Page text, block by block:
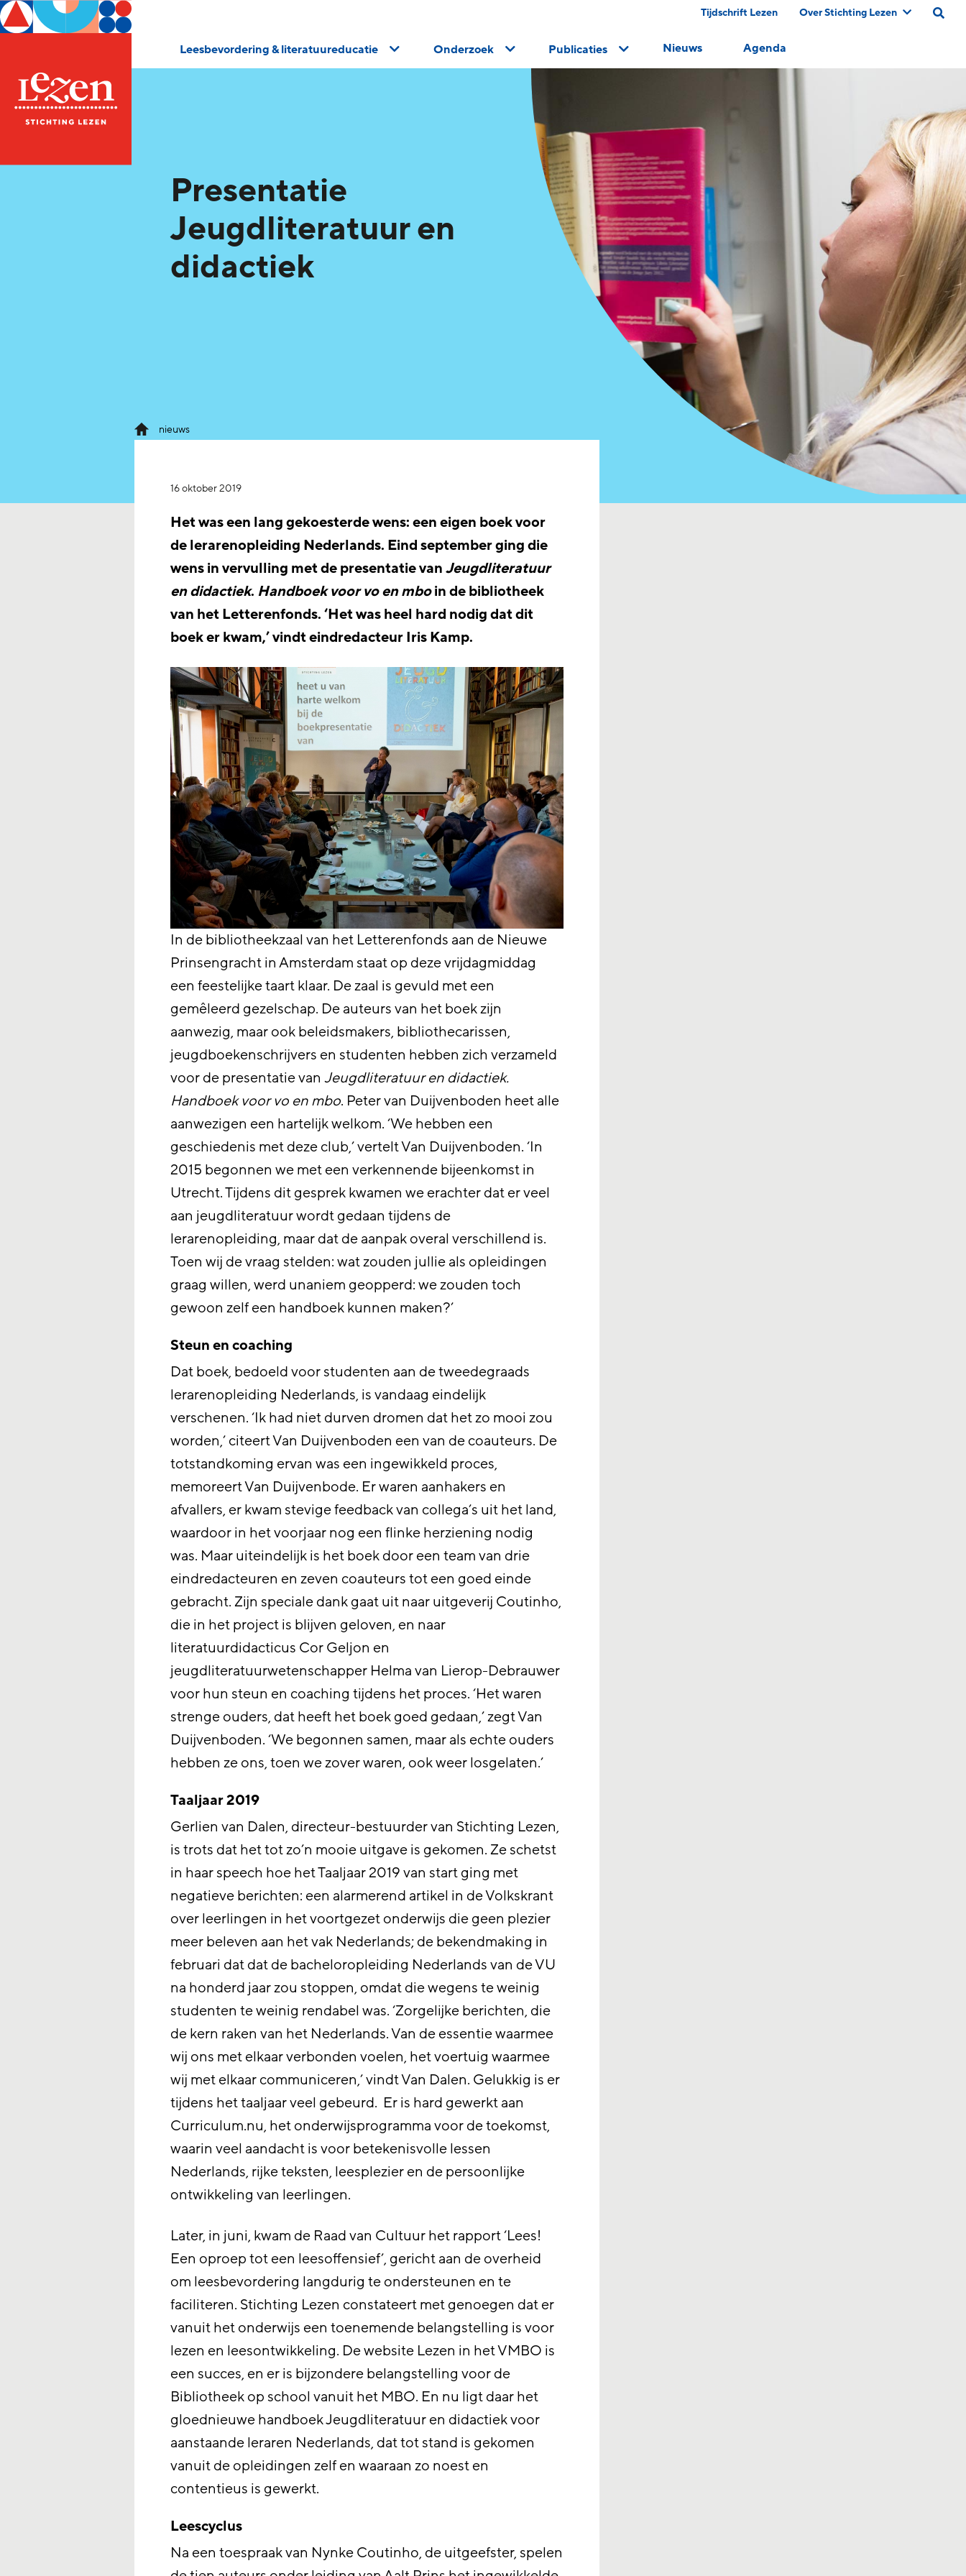
Tijdschrift Lezen Over Stichting Lezen
Leesbevordering & literatuureducatie Onderzoek Publicaties Nieuws Agenda
Presentatie
Jeugdliteratuur en
didactiek
nieuws
16 oktober 2019
Het was een lang gekoesterde wens: een eigen boek voor
de lerarenopleiding Nederlands. Eind september ging die
wens in vervulling met de presentatie vanJeugdliteratuur
en didactiek. Handboek voor vo en mboin de bibliotheek
van het Letterenfonds. ‘Het was heel hard nodig dat dit
boek er kwam,’ vindt eindredacteur Iris Kamp.
In de bibliotheekzaal van het Letterenfonds aan de Nieuwe
Prinsengracht in Amsterdam staat op deze vrijdagmiddag
een feestelijke taart klaar. De zaal is gevuld met een
gemêleerd gezelschap. De auteurs van het boek zijn
aanwezig, maar ook beleidsmakers, bibliothecarissen,
jeugdboekenschrijvers en studenten hebben zich verzameld
voor de presentatie vanJeugdliteratuur en didactiek.
Handboek voor vo en mbo. Peter van Duijvenboden heet alle
aanwezigen een hartelijk welkom. ‘We hebben een
geschiedenis met deze club,’ vertelt Van Duijvenboden. ‘In
2015 begonnen we met een verkennende bijeenkomst in
Utrecht. Tijdens dit gesprek kwamen we erachter dat er veel
aan jeugdliteratuur wordt gedaan tijdens de
lerarenopleiding, maar dat de aanpak overal verschillend is.
Toen wij de vraag stelden: wat zouden jullie als opleidingen
graag willen, werd unaniem geopperd: we zouden toch
gewoon zelf een handboek kunnen maken?’
Steun en coaching
Dat boek, bedoeld voor studenten aan de tweedegraads
lerarenopleiding Nederlands, is vandaag eindelijk
verschenen. ‘Ik had niet durven dromen dat het zo mooi zou
worden,’ citeert Van Duijvenboden een van de coauteurs. De
totstandkoming ervan was een ingewikkeld proces,
memoreert Van Duijvenbode. Er waren aanhakers en
afvallers, er kwam stevige feedback van collega’s uit het land,
waardoor in het voorjaar nog een flinke herziening nodig
was. Maar uiteindelijk is het boek door een team van drie
eindredacteuren en zeven coauteurs tot een goed einde
gebracht. Zijn speciale dank gaat uit naar uitgeverij Coutinho,
die in het project is blijven geloven, en naar
literatuurdidacticus Cor Geljon en
jeugdliteratuurwetenschapper Helma van Lierop-Debrauwer
voor hun steun en coaching tijdens het proces. ‘Het waren
strenge ouders, dat heeft het boek goed gedaan,’ zegt Van
Duijvenboden. ‘We begonnen samen, maar als echte ouders
hebben ze ons, toen we zover waren, ook weer losgelaten.’
Taaljaar 2019
Gerlien van Dalen, directeur-bestuurder van Stichting Lezen,
is trots dat het tot zo’n mooie uitgave is gekomen. Ze schetst
in haar speech hoe het Taaljaar 2019 van start ging met
negatieve berichten: een alarmerend artikel in de Volkskrant
over leerlingen in het voortgezet onderwijs die geen plezier
meer beleven aan het vak Nederlands; de bekendmaking in
februari dat dat de bacheloropleiding Nederlands van de VU
na honderd jaar zou stoppen, omdat die wegens te weinig
studenten te weinig rendabel was. ‘Zorgelijke berichten, die
de kern raken van het Nederlands. Van de essentie waarmee
wij ons met elkaar verbonden voelen, het voertuig waarmee
wij met elkaar communiceren,’ vindt Van Dalen. Gelukkig is er
tijdens het taaljaar veel gebeurd. Er is hard gewerkt aan
Curriculum.nu, het onderwijsprogramma voor de toekomst,
waarin veel aandacht is voor betekenisvolle lessen
Nederlands, rijke teksten, leesplezier en de persoonlijke
ontwikkeling van leerlingen.
Later, in juni, kwam de Raad van Cultuur het rapport ‘Lees!
Een oproep tot een leesoffensief’, gericht aan de overheid
om leesbevordering langdurig te ondersteunen en te
faciliteren. Stichting Lezen constateert met genoegen dat er
vanuit het onderwijs een toenemende belangstelling is voor
lezen en leesontwikkeling. De website Lezen in het VMBO is
een succes, en er is bijzondere belangstelling voor de
Bibliotheek op school vanuit het MBO. En nu ligt daar het
gloednieuwe handboek Jeugdliteratuur en didactiek voor
aanstaande leraren Nederlands, dat tot stand is gekomen
vanuit de opleidingen zelf en waaraan zo noest en
contentieus is gewerkt.
Leescyclus
Na een toespraak van Nynke Coutinho, de uitgeefster, spelen